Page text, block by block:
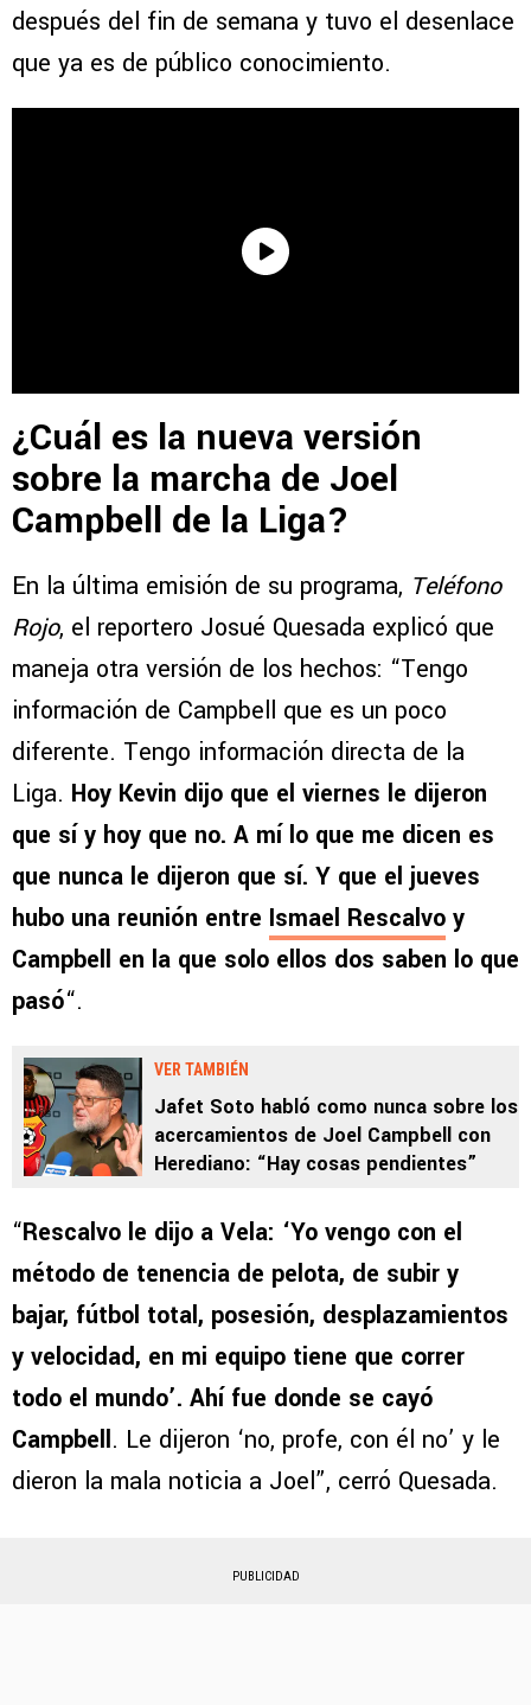
después del fin de semana y tuvo el desenlace
que ya es de público conocimiento.
¿Cuál es la nueva versión
sobre la marcha de Joel
Campbell de la Liga?
En la última emisión de su programa, Teléfono
Rojo, el reportero Josué Quesada explicó que
maneja otra versión de los hechos: “Tengo
información de Campbell que es un poco
diferente. Tengo información directa de la
Liga. Hoy Kevin dijo que el viernes le dijeron
que sí y hoy que no. A mí lo que me dicen es
que nunca le dijeron que sí. Y que el jueves
hubo una reunión entre Ismael Rescalvo y
Campbell en la que solo ellos dos saben lo que
pasó“.
VER TAMBIÉN
Jafet Soto habló como nunca sobre los
acercamientos de Joel Campbell con
Herediano: “Hay cosas pendientes”
“Rescalvo le dijo a Vela: ‘Yo vengo con el
método de tenencia de pelota, de subir y
bajar, fútbol total, posesión, desplazamientos
y velocidad, en mi equipo tiene que correr
todo el mundo’. Ahí fue donde se cayó
Campbell. Le dijeron ‘no, profe, con él no’ y le
dieron la mala noticia a Joel”, cerró Quesada.
PUBLICIDAD